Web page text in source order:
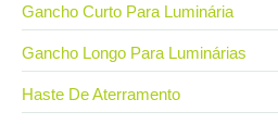
Gancho Curto Para Luminária
Gancho Longo Para Luminárias
Haste De Aterramento